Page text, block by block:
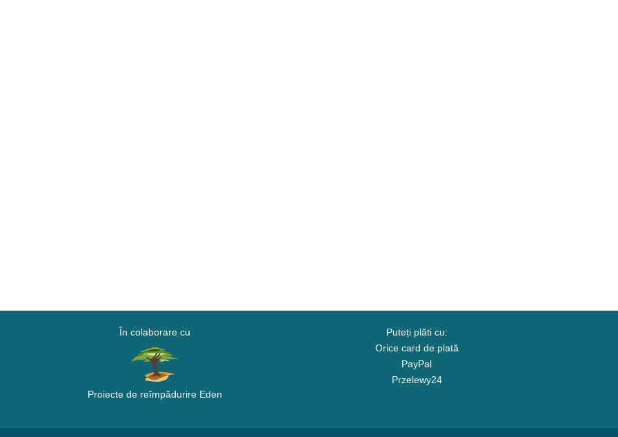
În colaborare cu
Proiecte de reîmpădurire Eden
Puteți plăti cu:
Orice card de plată
PayPal
Przelewy24